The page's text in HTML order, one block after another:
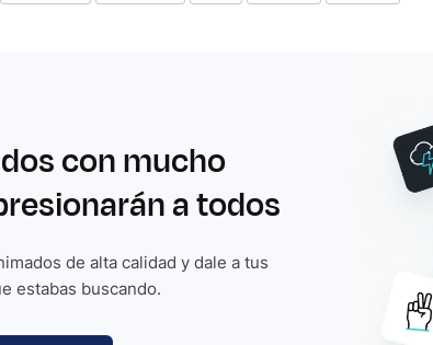
con mucho
a todos
de alta calidad y dale a tus
estabas buscando.